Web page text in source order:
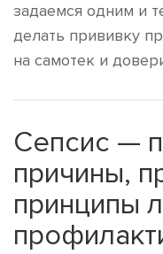
задаемся одним и
делать прививку
на самотек и
Сепсис —
причины,
принципы